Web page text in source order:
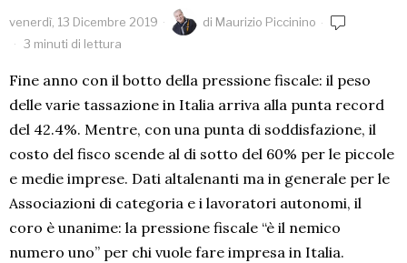
venerdì, 13 Dicembre 2019 di Maurizio Piccinino
3 minuti di lettura
Fine anno con il botto della pressione fiscale: il peso
delle varie tassazione in Italia arriva alla punta record
del 42.4%. Mentre, con una punta di soddisfazione, il
costo del fisco scende al di sotto del 60% per le piccole
e medie imprese. Dati altalenanti ma in generale per le
Associazioni di categoria e i lavoratori autonomi, il
coro è unanime: la pressione fiscale “è il nemico
numero uno” per chi vuole fare impresa in Italia.